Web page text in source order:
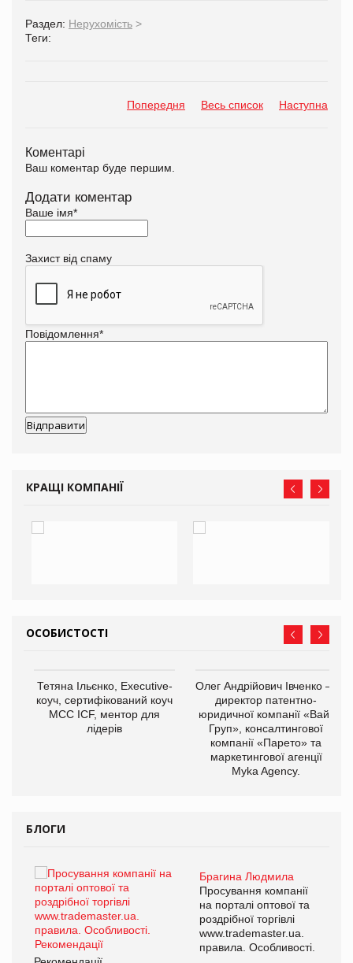
Раздел: Нерухомість >
Теги:
Попередня Весь список Наступна
Коментарі
Ваш коментар буде першим.
Додати коментар
Ваше імя*
Захист від спаму
Повідомлення*
КРАЩІ КОМПАНІЇ
ОСОБИСТОСТІ
Тетяна Ільєнко, Executive-
коуч, сертифікований коуч
МСС ICF, ментор для
лідерів
Олег Андрійович Івченко —
директор патентно-
юридичної компанії «Вайз
Груп», консалтингової
компанії «Парето» та
маркетингової агенції
Myka Agency.
БЛОГИ
Брагина Людмила
Просування компанії
на порталі оптової та
роздрібної торгівлі
www.trademaster.ua.
правила. Особливості.